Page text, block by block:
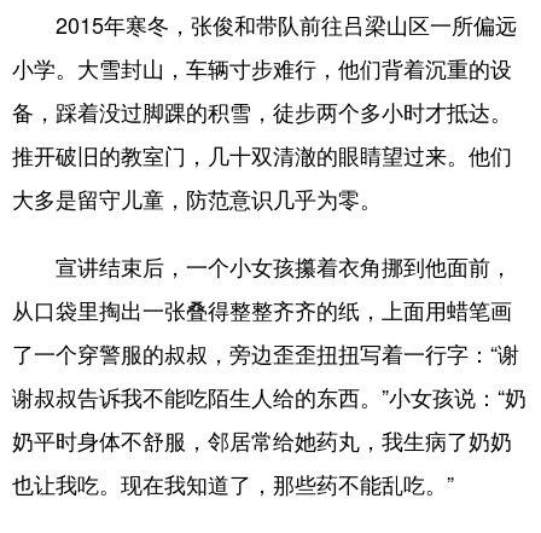
2015年寒冬，张俊和带队前往吕梁山区一所偏远
小学。大雪封山，车辆寸步难行，他们背着沉重的设
备，踩着没过脚踝的积雪，徒步两个多小时才抵达。
推开破旧的教室门，几十双清澈的眼睛望过来。他们
大多是留守儿童，防范意识几乎为零。
宣讲结束后，一个小女孩攥着衣角挪到他面前，
从口袋里掏出一张叠得整整齐齐的纸，上面用蜡笔画
了一个穿警服的叔叔，旁边歪歪扭扭写着一行字：“谢
谢叔叔告诉我不能吃陌生人给的东西。”小女孩说：“奶
奶平时身体不舒服，邻居常给她药丸，我生病了奶奶
也让我吃。现在我知道了，那些药不能乱吃。”